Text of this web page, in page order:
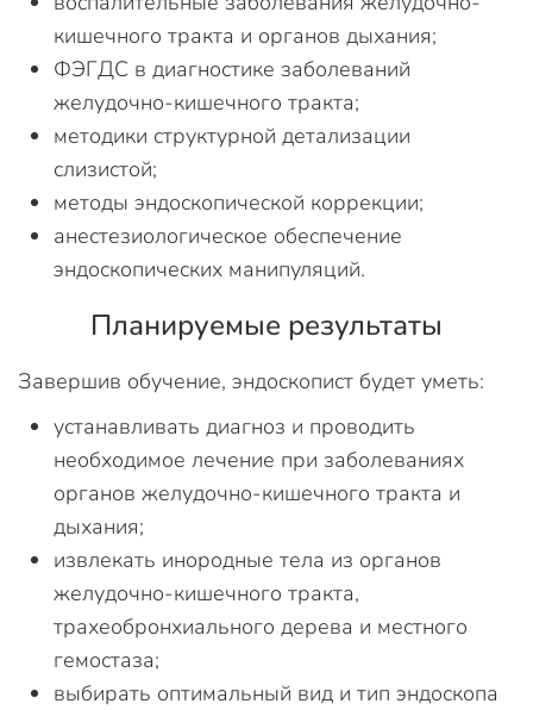
кишечного тракта и органов дыхания;
ФЭГДС в диагностике заболеваний
желудочно-кишечного тракта;
методики структурной детализации
слизистой;
методы эндоскопической коррекции;
анестезиологическое обеспечение
эндоскопических манипуляций.
Планируемые результаты
Завершив обучение, эндоскопист будет уметь:
устанавливать диагноз и проводить
необходимое лечение при заболеваниях
органов желудочно-кишечного тракта и
дыхания;
извлекать инородные тела из органов
желудочно-кишечного тракта,
трахеобронхиального дерева и местного
гемостаза;
выбирать оптимальный вид и тип эндоскопа